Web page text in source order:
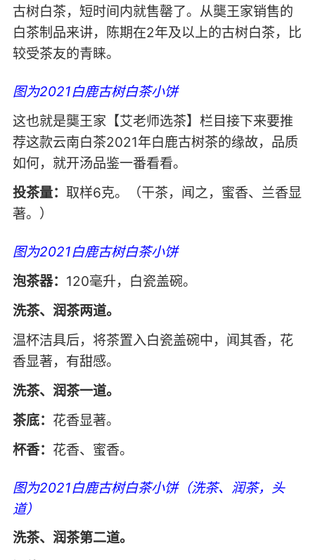
古树白茶，短时间内就售罄了。从龑王家销售的
白茶制品来讲，陈期在2年及以上的古树白茶，比
较受茶友的青睐。
图为2021白鹿古树白茶小饼
这也就是龑王家【艾老师选茶】栏目接下来要推
荐这款云南白茶2021年白鹿古树茶的缘故，品质
如何，就开汤品鉴一番看看。
投茶量： 取样6克。（干茶，闻之，蜜香、兰香显
著。）
图为2021白鹿古树白茶小饼
泡茶器： 120毫升，白瓷盖碗。
洗茶、润茶两道。
温杯洁具后，将茶置入白瓷盖碗中，闻其香，花
香显著，有甜感。
洗茶、润茶一道。
茶底： 花香显著。
杯香： 花香、蜜香。
图为2021白鹿古树白茶小饼（洗茶、润茶，头
道）
洗茶、润茶第二道。